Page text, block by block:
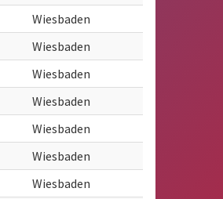
Wiesbaden
Wiesbaden
Wiesbaden
Wiesbaden
Wiesbaden
Wiesbaden
Wiesbaden